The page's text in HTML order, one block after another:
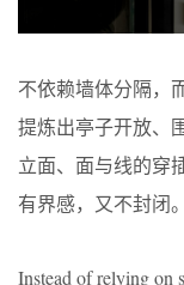
不依赖墙体分隔，
提炼出亭子开放、
立面、面与线的穿
有界感，又不封闭。
Instead of relying on